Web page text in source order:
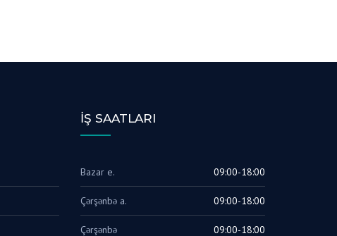
İŞ SAATLARI
Bazar e. 09:00-18:00
Çərşənbə a. 09:00-18:00
Çərşənbə 09:00-18:00